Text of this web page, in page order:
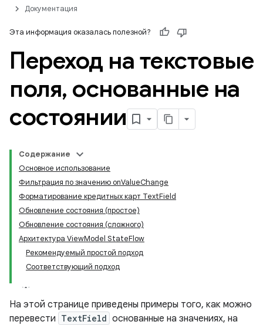
Документация
Эта информация оказалась полезной?
Переход на текстовые
поля, основанные на
состоянии
Содержание
Основное использование
Фильтрация по значению onValueChange
Форматирование кредитных карт TextField
Обновление состояния (простое)
Обновление состояния (сложного)
Архитектура ViewModel StateFlow
Рекомендуемый простой подход
Соответствующий подход
На этой странице приведены примеры того, как можно
перевести TextField основанные на значениях, на